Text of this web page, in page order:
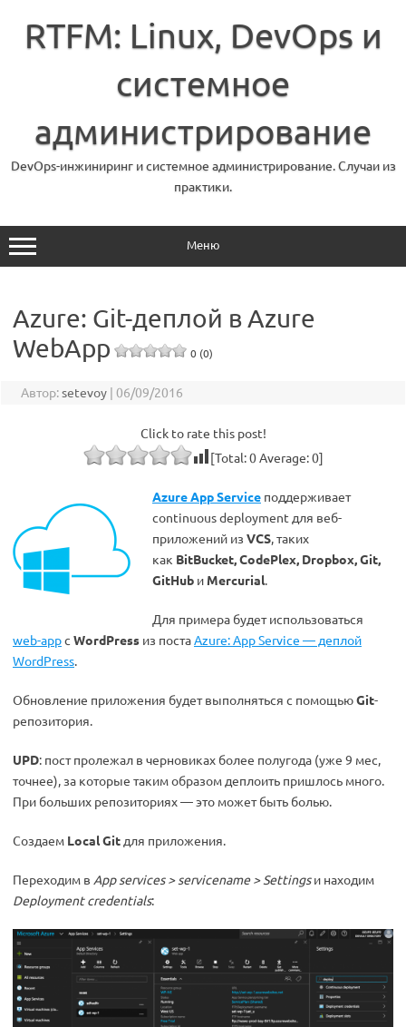
содержимому
RTFM: Linux, DevOps и
системное
администрирование
DevOps-инжиниринг и системное администрирование. Случаи из
практики.
Меню
Azure: Git-деплой в Azure
WebApp
0 (0)
Автор:setevoy | 06/09/2016
Click to rate this post!
[Total:0Average:0]
Azure App Service поддерживает
continuous deployment для веб-
приложений из VCS, таких
как BitBucket, CodePlex, Dropbox, Git,
GitHub и Mercurial.
Для примера будет использоваться
web-appс WordPress из постаAzure: App Service — деплой
WordPress.
Обновление приложения будет выполняться с помощьюGit-
репозитория.
UPD: пост пролежал в черновиках более полугода (уже 9 мес,
точнее), за которые таким образом деплоить пришлось много.
При больших репозиториях — это может быть болью.
Создаем Local Git для приложения.
Переходим в App services > servicename > Settingsи находим
Deployment credentials: